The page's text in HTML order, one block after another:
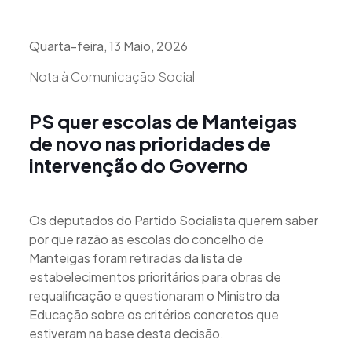
Quarta-feira, 13 Maio, 2026
Nota à Comunicação Social
PS quer escolas de Manteigas
de novo nas prioridades de
intervenção do Governo
Os deputados do Partido Socialista querem saber
por que razão as escolas do concelho de
Manteigas foram retiradas da lista de
estabelecimentos prioritários para obras de
requalificação e questionaram o Ministro da
Educação sobre os critérios concretos que
estiveram na base desta decisão.